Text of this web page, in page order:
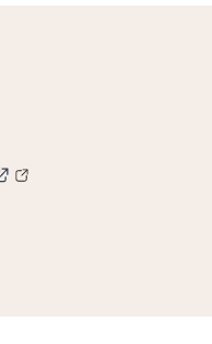
Länk till annan
webbplats.